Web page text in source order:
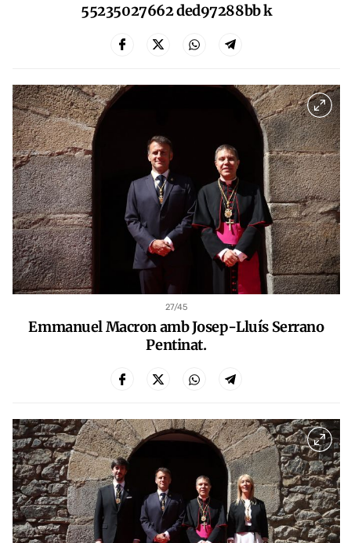
55235027662 ded97288bb k
27/45
Emmanuel Macron amb Josep-Lluís Serrano
Pentinat.